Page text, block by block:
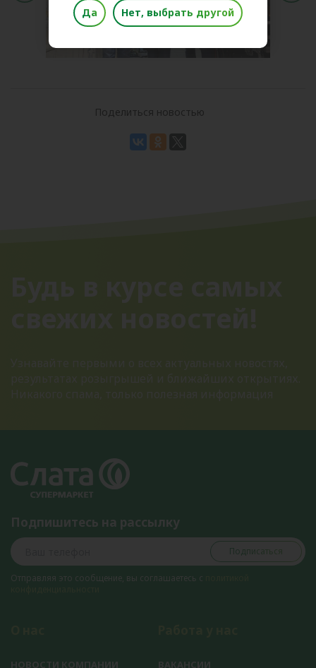
Поделиться новостью
Подпишитесь на рассылку
Подписаться
Отправляя это сообщение, вы соглашаетесь с
НОВОСТИ КОМПАНИИ ВАКАНСИИ
Да Нет, выбрать другой